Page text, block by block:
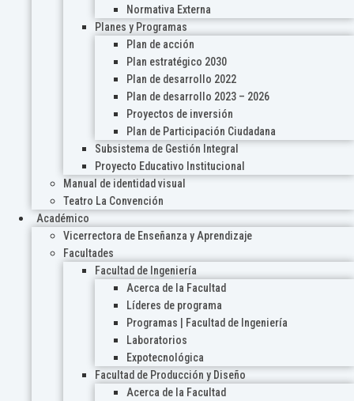
Normativa Externa
Planes y Programas
Plan de acción
Plan estratégico 2030
Plan de desarrollo 2022
Plan de desarrollo 2023 – 2026
Proyectos de inversión
Plan de Participación Ciudadana
Subsistema de Gestión Integral
Proyecto Educativo Institucional
Manual de identidad visual
Teatro La Convención
Académico
Vicerrectora de Enseñanza y Aprendizaje
Facultades
Facultad de Ingeniería
Acerca de la Facultad
Líderes de programa
Programas | Facultad de Ingeniería
Laboratorios
Expotecnológica
Facultad de Producción y Diseño
Acerca de la Facultad